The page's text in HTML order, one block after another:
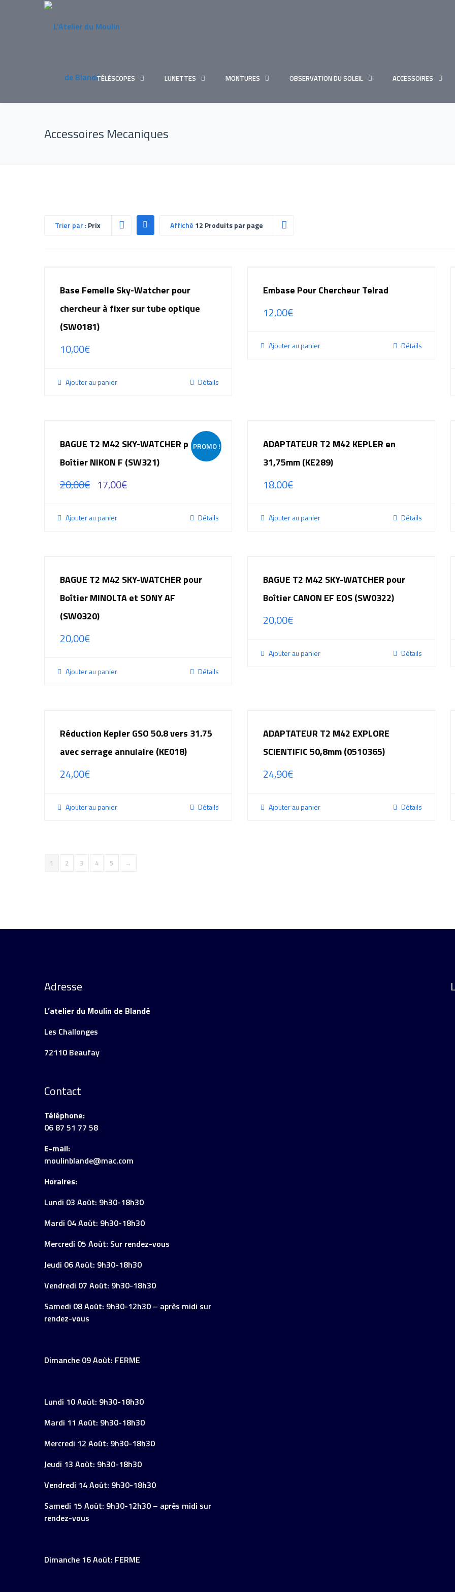
TÉLÉSCOPES LUNETTES MONTURES OBSERVATION DU SOLEIL ACCESSOIRES
Accessoires Mecaniques
Trier par :Prix Affiché 12 Produits par page
Base Femelle Sky-Watcher pour
chercheur à fixer sur tube optique
(SW0181)
10,00€
Ajouter au panier Détails
Embase Pour Chercheur Telrad
12,00€
Ajouter au panier Détails
PROMO !
BAGUE T2 M42 SKY-WATCHER pour
Boîtier NIKON F (SW321)
20,00€ 17,00€
Ajouter au panier Détails
ADAPTATEUR T2 M42 KEPLER en
31,75mm (KE289)
18,00€
Ajouter au panier Détails
BAGUE T2 M42 SKY-WATCHER pour
Boîtier MINOLTA et SONY AF
(SW0320)
20,00€
Ajouter au panier Détails
BAGUE T2 M42 SKY-WATCHER pour
Boîtier CANON EF EOS (SW0322)
20,00€
Ajouter au panier Détails
Réduction Kepler GSO 50.8 vers 31.75
avec serrage annulaire (KE018)
24,00€
Ajouter au panier Détails
ADAPTATEUR T2 M42 EXPLORE
SCIENTIFIC 50,8mm (0510365)
24,90€
Ajouter au panier Détails
1 2 3 4 5 →
Adresse
L’atelier du Moulin de Blandé
Les Challonges
72110 Beaufay
Contact
Téléphone:
06 87 51 77 58
E-mail:
moulinblande@mac.com
Horaires:
Lundi 03 Août: 9h30-18h30
Mardi 04 Août: 9h30-18h30
Mercredi 05 Août: Sur rendez-vous
Jeudi 06 Août: 9h30-18h30
Vendredi 07 Août: 9h30-18h30
Samedi 08 Août: 9h30-12h30 – après midi sur
rendez-vous
Dimanche 09 Août: FERME
Lundi 10 Août: 9h30-18h30
Mardi 11 Août: 9h30-18h30
Mercredi 12 Août: 9h30-18h30
Jeudi 13 Août: 9h30-18h30
Vendredi 14 Août: 9h30-18h30
Samedi 15 Août: 9h30-12h30 – après midi sur
rendez-vous
Dimanche 16 Août: FERME